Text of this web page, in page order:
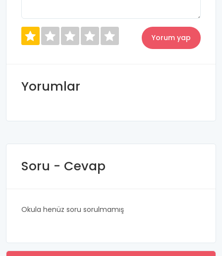
Yorumlar
Soru - Cevap
Okula henüz soru sorulmamış